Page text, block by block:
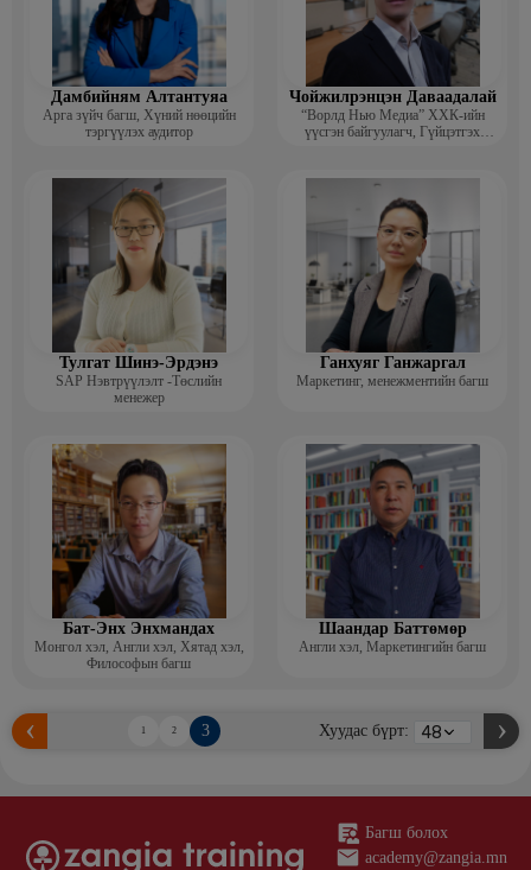
Дамбийням Алтантуяа
Арга зүйч багш, Хүний нөөцийн
тэргүүлэх аудитор
Чойжилрэнцэн Даваадалай
“Ворлд Нью Медиа” ХХК-ийн
үүсгэн байгуулагч, Гүйцэтгэх
Тулгат Шинэ-Эрдэнэ
SAP Нэвтрүүлэлт -Төслийн
менежер
Ганхуяг Ганжаргал
Маркетинг, менежментийн багш
Бат-Энх Энхмандах
Монгол хэл, Англи хэл, Хятад хэл,
Философын багш
Шаандар Баттөмөр
Англи хэл, Маркетингийн багш
1 2 3 Хуудас бүрт:
Багш болох
academy@zangia.mn